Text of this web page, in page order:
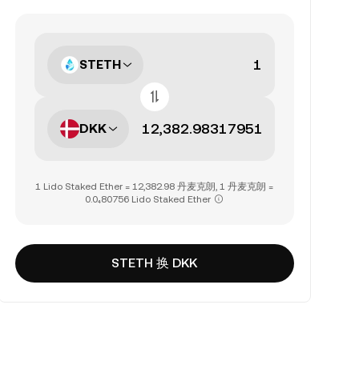
STETH
DKK
1 Lido Staked Ether = 12,382.98 丹麦克朗, 1 丹麦克朗 =
0.0₄80756 Lido Staked Ether
STETH 换 DKK